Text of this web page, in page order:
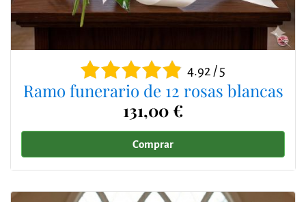
4.92 / 5
Ramo funerario de 12 rosas blancas
131,00 €
Comprar